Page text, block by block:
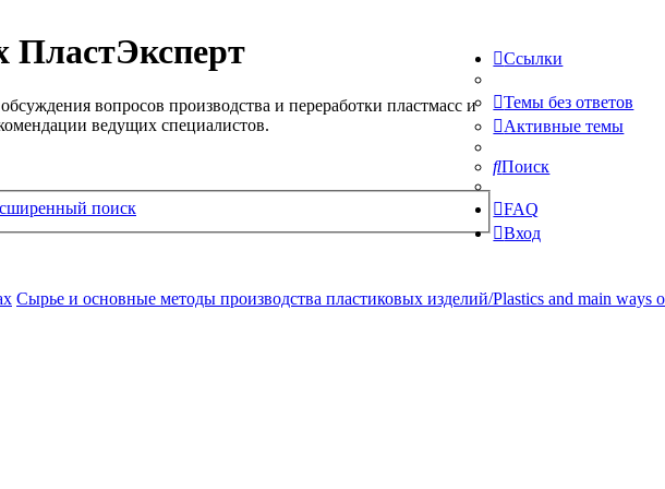
ПластЭксперт
вопросов производства и переработки пластмасс и
ведущих специалистов.
поиск
Ссылки
Темы без ответов
Активные темы
Поиск
FAQ
Вход
Сырье и основные методы производства пластиковых изделий/Plastics and main ways